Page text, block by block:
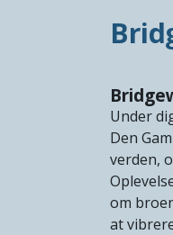
Under
Den
verden,
om
at